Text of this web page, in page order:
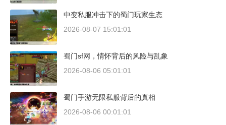
中变私服冲击下的蜀门玩家生态
2026-08-07 15:01:01
蜀门sf网，情怀背后的风险与乱象
2026-08-06 05:01:01
蜀门手游无限私服背后的真相
2026-08-06 00:01:01